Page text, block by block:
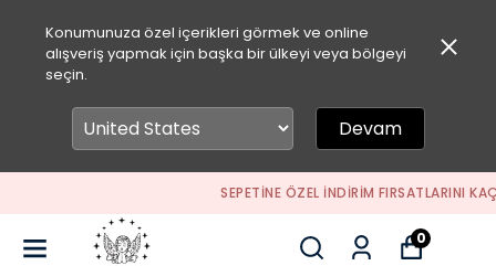
Konumunuza özel içerikleri görmek ve online
alışveriş yapmak için başka bir ülkeyi veya bölgeyi
seçin.
Devam
SEPETİNE ÖZEL İNDİRİM FIRSATLARINI KAÇIRMA
0